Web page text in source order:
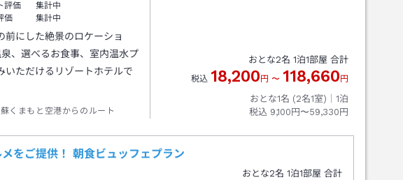
評価
集計中
価
集計中
前にした絶景のロケーショ
、選べるお食事、室内温水プ
いただけるリゾートホテルで
蘇くまもと空港からのルート
おとな2名 1泊1部屋 合計
税込 18,200 円 〜 118,660 円
おとな1名 (2名1室)｜ 1泊
税込 9,100円〜59,330円
をご提供！ 朝食ビュッフェプラン
おとな2名 1泊1部屋 合計